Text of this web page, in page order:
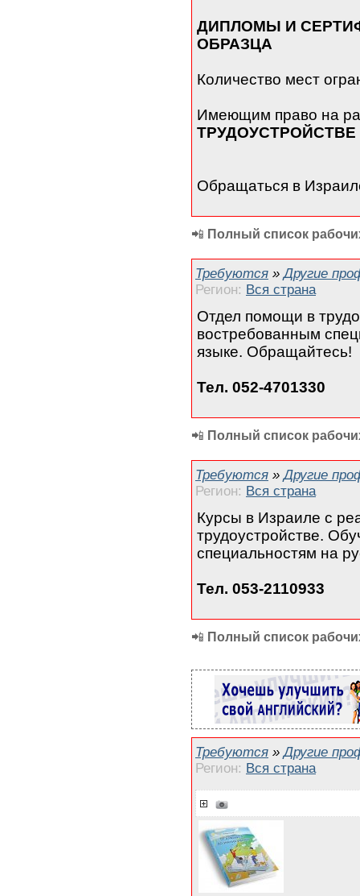
ДИПЛОМЫ И
ОБРАЗЦА
Количество мест
Имеющим право на
ТРУДОУСТРОЙСТВЕ
Обращаться в
📲 Полный список
Требуются »Другие
Регион: Вся страна
Отдел помощи в
востребованным
языке. Обращайтесь!
Тел. 052-4701330
📲 Полный список
Требуются »Другие
Регион: Вся страна
Курсы в Израиле с
трудоустройстве.
специальностям на
Тел. 053-2110933
📲 Полный список
Требуются »Другие
Регион: Вся страна